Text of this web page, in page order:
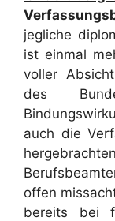
jegliche
ist einmal
voller
des
auch die
offen
bereits bei